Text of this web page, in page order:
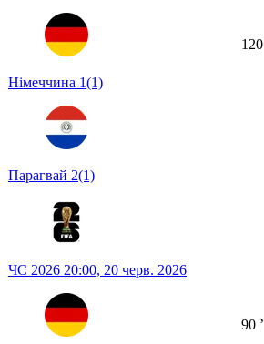
Німеччина 1(1)
Парагвай 2(1)
120
ЧС 2026 20:00, 20 черв. 2026
90 ʼ